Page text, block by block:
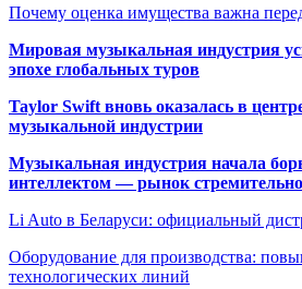
Почему оценка имущества важна
Мировая музыкальная индустрия
эпохе глобальных туров
Taylor Swift вновь оказалась в
музыкальной индустрии
Музыкальная индустрия начала
интеллектом — рынок
Li Auto в Беларуси: официальный
Оборудование для производства:
технологических линий